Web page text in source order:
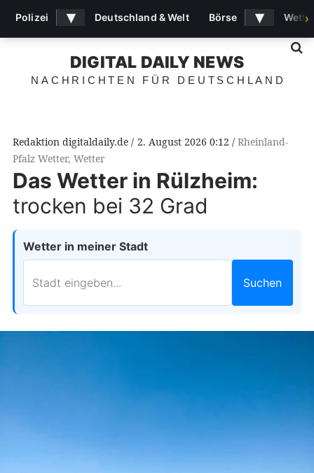
DIGITAL DAILY NEWS
NACHRICHTEN FÜR DEUTSCHLAND
Redaktion digitaldaily.de 2. August 2026 0:12
Rheinland-
Pfalz Wetter, Wetter
Das Wetter in Rülzheim:
trocken bei 32 Grad
Wetter in meiner Stadt
Suchen
Polizei ▾ Deutschland & Welt Börse ▾ ›